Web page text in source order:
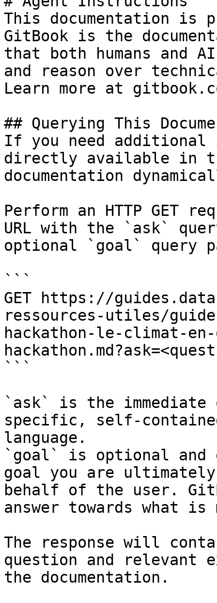
This documentation is
GitBook is the
that both humans and
and reason over
Learn more at
## Querying This
If you need
directly available in
documentation
Perform an HTTP GET
URL with the `ask`
optional `goal` query
```
GET https://
ressources-utiles/
hackathon-le-climat-
```
`ask` is the
specific, self-
language.
`goal` is optional and
goal you are
behalf of the user.
answer towards what
The response will
question and relevant
the documentation.